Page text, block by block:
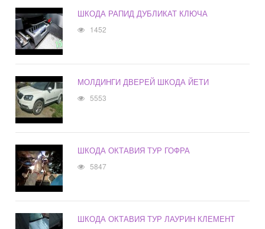
ШКОДА РАПИД ДУБЛИКАТ КЛЮЧА
1452
МОЛДИНГИ ДВЕРЕЙ ШКОДА ЙЕТИ
5553
ШКОДА ОКТАВИЯ ТУР ГОФРА
5847
ШКОДА ОКТАВИЯ ТУР ЛАУРИН КЛЕМЕНТ